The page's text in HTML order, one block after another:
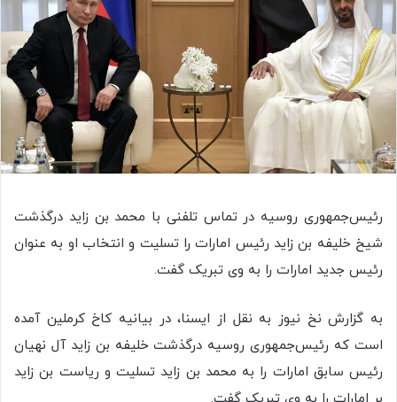
رئیس‌جمهوری روسیه در تماس تلفنی با محمد بن زاید درگذشت
شیخ خلیفه بن زاید رئیس امارات را تسلیت و انتخاب او به عنوان
رئیس جدید امارات را به وی تبریک گفت.
به گزارش نخ نیوز به نقل از ایسنا، در بیانیه کاخ کرملین آمده
است که رئیس‌جمهوری روسیه درگذشت خلیفه بن زاید آل نهیان
رئیس سابق امارات را به محمد بن زاید تسلیت و ریاست بن زاید